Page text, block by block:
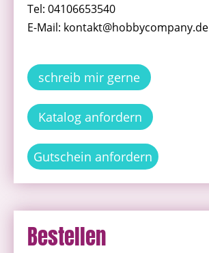
Tel: 04106653540
E-Mail: kontakt@hobbycompany.de
schreib mir gerne
Katalog anfordern
Gutschein anfordern
Bestellen